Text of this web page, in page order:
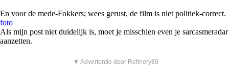
En voor de mede-Fokkers; wees gerust, de film is niet politiek-correct.
foto
Als mijn post niet duidelijk is, moet je misschien even je sarcasmeradar
aanzetten.
▼ Advertentie door Refinery89